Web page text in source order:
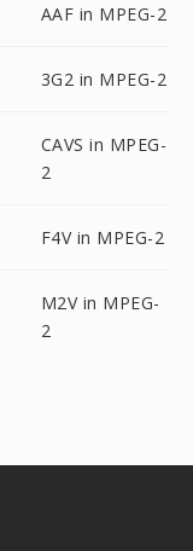
AAF in MPEG-2
3G2 in MPEG-2
CAVS in MPEG-
2
F4V in MPEG-2
M2V in MPEG-
2